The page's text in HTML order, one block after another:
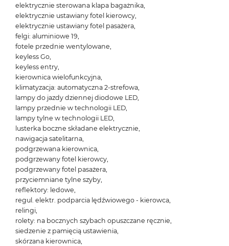
elektrycznie sterowana klapa bagażnika,
elektrycznie ustawiany fotel kierowcy,
elektrycznie ustawiany fotel pasażera,
felgi: aluminiowe 19,
fotele przednie wentylowane,
keyless Go,
keyless entry,
kierownica wielofunkcyjna,
klimatyzacja: automatyczna 2-strefowa,
lampy do jazdy dziennej diodowe LED,
lampy przednie w technologii LED,
lampy tylne w technologii LED,
lusterka boczne składane elektrycznie,
nawigacja satelitarna,
podgrzewana kierownica,
podgrzewany fotel kierowcy,
podgrzewany fotel pasażera,
przyciemniane tylne szyby,
reflektory: ledowe,
regul. elektr. podparcia lędźwiowego - kierowca,
relingi,
rolety: na bocznych szybach opuszczane ręcznie,
siedzenie z pamięcią ustawienia,
skórzana kierownica,